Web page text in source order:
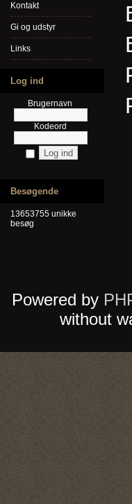
Kontakt
Gi og udstyr
Links
Log ind
Brugernavn
Kodeord
Besøgende
13653755 unikke
besøg
Powered by
without